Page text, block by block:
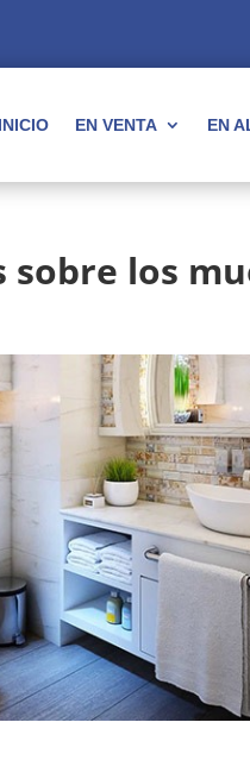
INICIO EN VENTA EN
sobre los